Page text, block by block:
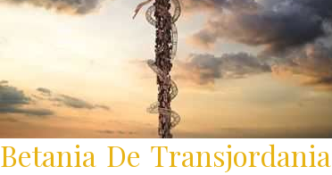
Betania De Transjordania